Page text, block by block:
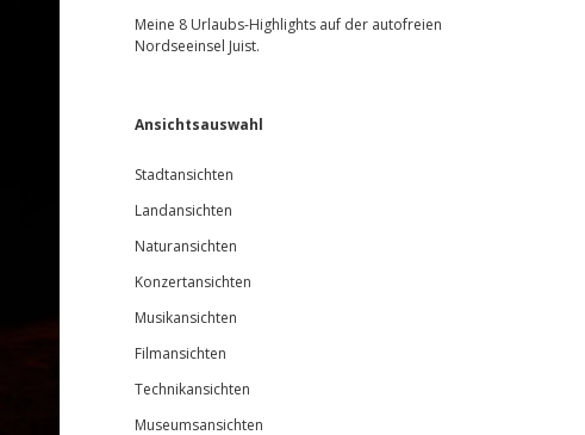
Meine 8 Urlaubs-Highlights auf der autofreien
Nordseeinsel Juist.
Ansichtsauswahl
Stadtansichten
Landansichten
Naturansichten
Konzertansichten
Musikansichten
Filmansichten
Technikansichten
Museumsansichten